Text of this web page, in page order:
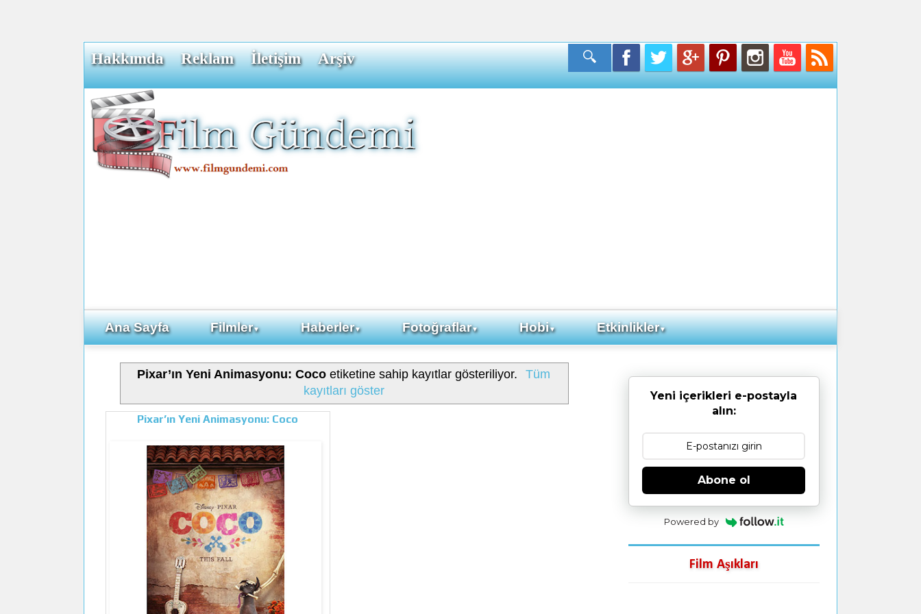
Hakkımda Reklam İletişim Arşiv
Ana Sayfa Filmler▼ Haberler▼ Fotoğraflar▼ Hobi▼ Etkinlikler▼
Pixar’ın Yeni Animasyonu: Coco etiketine sahip kayıtlar gösteriliyor.
Tüm
kayıtları göster
Pixar’ın Yeni Animasyonu: Coco
Yeni içerikleri e-postayla
alın:
Abone ol
Powered by
Film Aşıkları